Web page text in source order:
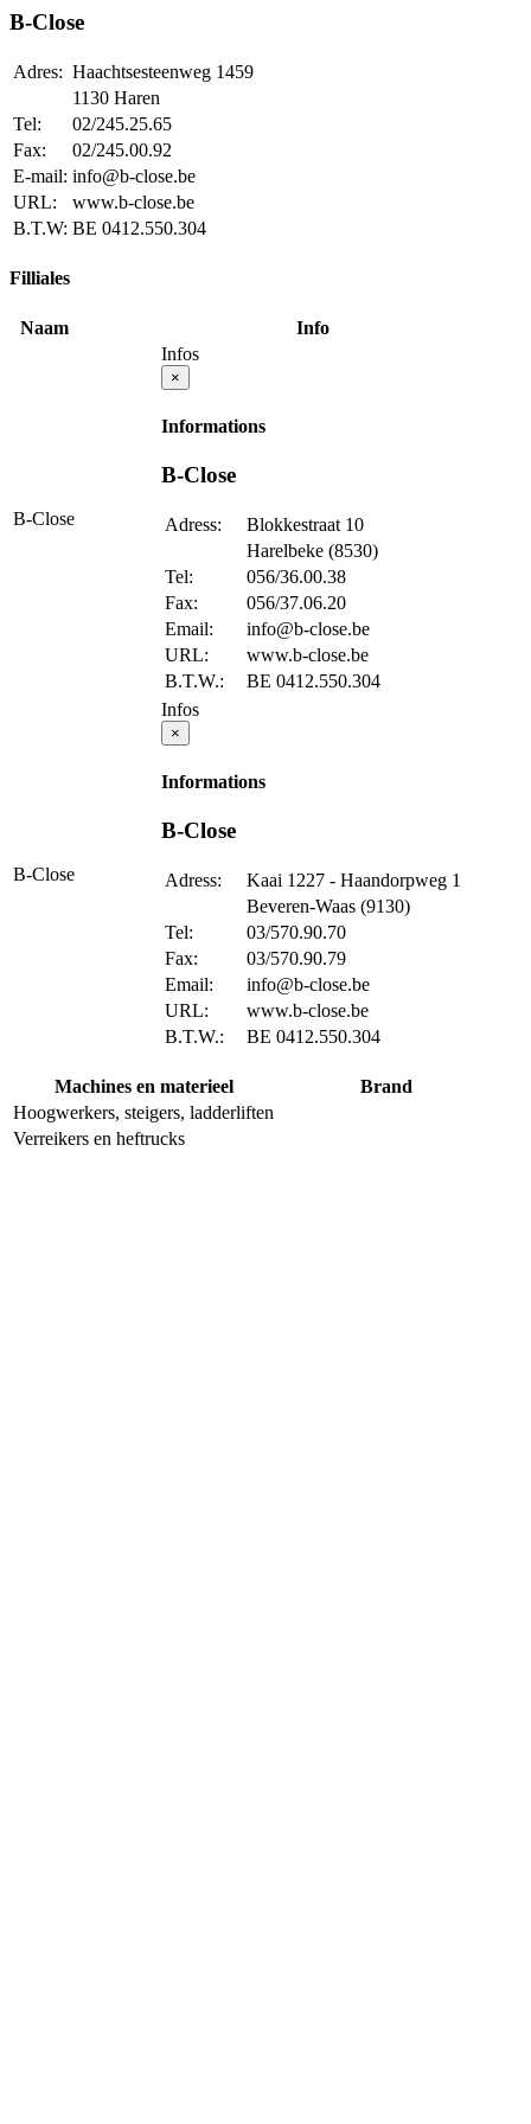
B-Close
Adres: Haachtsesteenweg 1459
1130 Haren
Tel:
02/245.25.65
Fax:
02/245.00.92
E-mail: info@b-close.be
URL:
www.b-close.be
B.T.W: BE 0412.550.304
Filliales
Naam Info
B-Close
Infos
×
Informations
B-Close
Adress:
Blokkestraat 10
Harelbeke (8530)
Tel:
056/36.00.38
Fax:
056/37.06.20
Email:
info@b-close.be
URL:
www.b-close.be
B.T.W.:
BE 0412.550.304
B-Close
Infos
×
Informations
B-Close
Adress:
Kaai 1227 - Haandorpweg 1
Beveren-Waas (9130)
Tel:
03/570.90.70
Fax:
03/570.90.79
Email:
info@b-close.be
URL:
www.b-close.be
B.T.W.:
BE 0412.550.304
Machines en materieel
Brand
Hoogwerkers, steigers, ladderliften
Verreikers en heftrucks